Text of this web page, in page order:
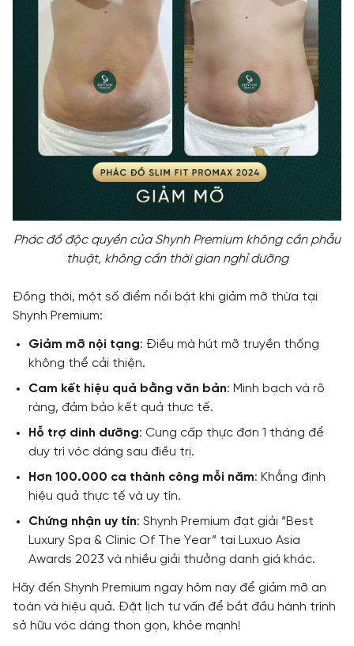
Phác đồ độc quyền của Shynh Premium không cần phẫu
thuật, không cần thời gian nghỉ dưỡng
Đồng thời, một số điểm nổi bật khi giảm mỡ thừa tại
Shynh Premium:
Giảm mỡ nội tạng: Điều mà hút mỡ truyền thống
không thể cải thiện.
Cam kết hiệu quả bằng văn bản: Minh bạch và rõ
ràng, đảm bảo kết quả thực tế.
Hỗ trợ dinh dưỡng: Cung cấp thực đơn 1 tháng để
duy trì vóc dáng sau điều trị.
Hơn 100.000 ca thành công mỗi năm: Khẳng định
hiệu quả thực tế và uy tín.
Chứng nhận uy tín: Shynh Premium đạt giải “Best
Luxury Spa & Clinic Of The Year” tại Luxuo Asia
Awards 2023 và nhiều giải thưởng danh giá khác.
Hãy đến Shynh Premium ngay hôm nay để giảm mỡ an
toàn và hiệu quả. Đặt lịch tư vấn để bắt đầu hành trình
sở hữu vóc dáng thon gọn, khỏe mạnh!